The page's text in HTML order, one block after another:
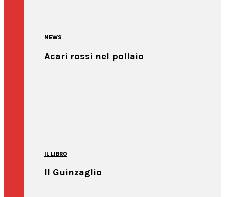
NEWS
Acari rossi nel pollaio
IL LIBRO
Il Guinzaglio